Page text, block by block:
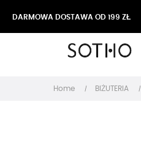
DARMOWA DOSTAWA OD 199 ZŁ
Home BIŻUTERIA